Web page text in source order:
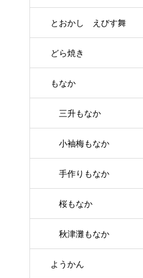
とおかし えびす舞
どら焼き
もなか
三升もなか
小袖梅もなか
手作りもなか
桜もなか
秋津灘もなか
ようかん